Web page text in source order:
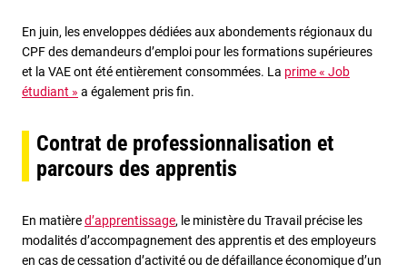
En juin, les enveloppes dédiées aux abondements régionaux du
CPF des demandeurs d’emploi pour les formations supérieures
et la VAE ont été entièrement consommées. La prime « Job
étudiant » a également pris fin.
Contrat de professionnalisation et
parcours des apprentis
En matièred’apprentissage, le ministère du Travail précise les
modalités d’accompagnement des apprentis et des employeurs
en cas de cessation d’activité ou de défaillance économique d’un